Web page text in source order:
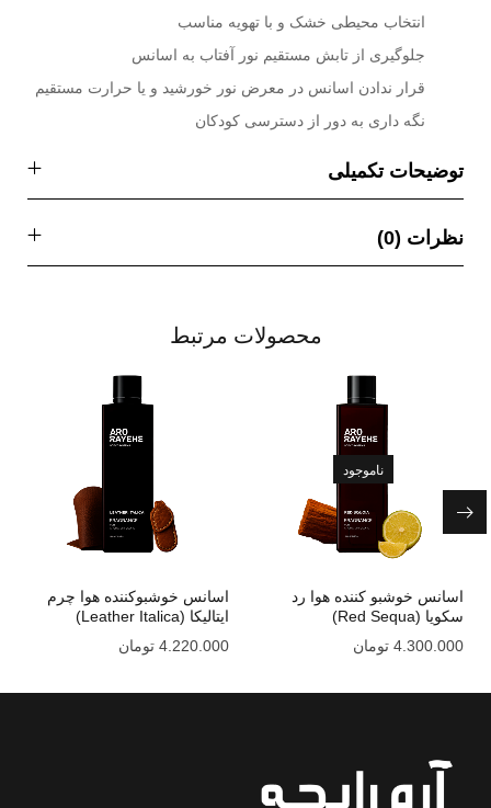
انتخاب محیطی خشک و با تهویه مناسب
جلوگیری از تابش مستقیم نور آفتاب به اسانس
قرار ندادن اسانس در معرض نور خورشید و یا حرارت مستقیم
نگه داری به دور از دسترسی کودکان
توضیحات تکمیلی
نظرات (0)
محصولات مرتبط
ناموجود
اسانس خوشبو کننده هوا رد
سکویا (Red Sequa)
4.300.000 تومان
اسانس خوشبوکننده هوا چرم
ایتالیکا (Leather Italica)
4.220.000 تومان